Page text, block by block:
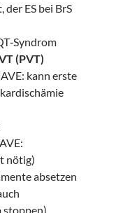
der ES bei BrS
(PVT)
kann erste
nötig)
absetzen
stoppen)